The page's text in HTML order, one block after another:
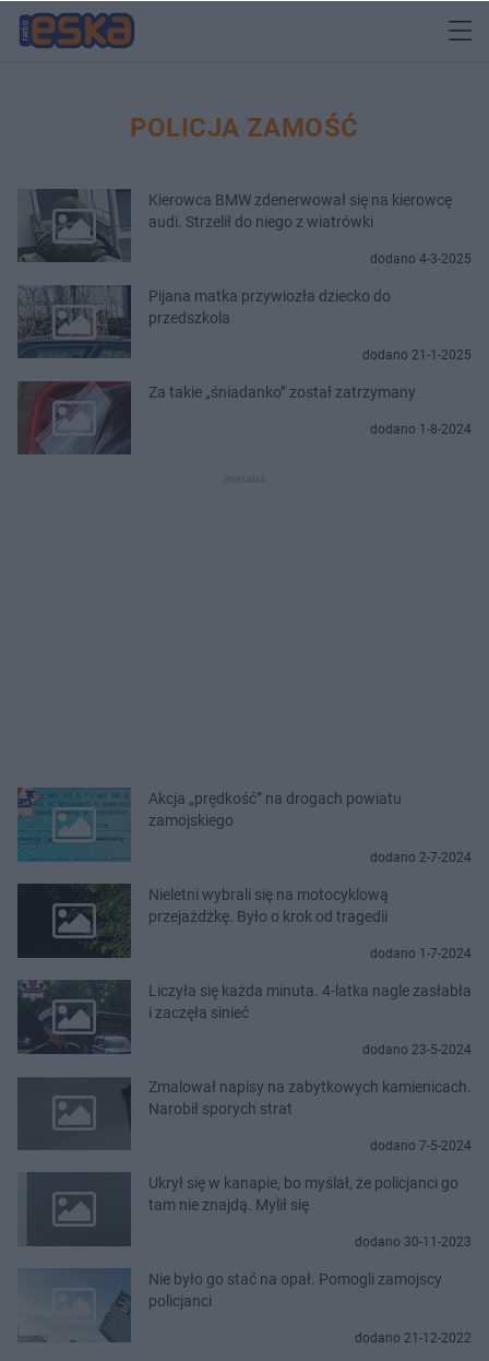
POLICJA ZAMOŚĆ
Kierowca BMW zdenerwował się na kierowcę
audi. Strzelił do niego z wiatrówki
dodano 4-3-2025
Pijana matka przywiozła dziecko do
przedszkola
dodano 21-1-2025
Za takie „śniadanko” został zatrzymany
dodano 1-8-2024
Akcja „prędkość” na drogach powiatu
zamojskiego
dodano 2-7-2024
Nieletni wybrali się na motocyklową
przejażdżkę. Było o krok od tragedii
dodano 1-7-2024
Liczyła się każda minuta. 4-latka nagle zasłabła
i zaczęła sinieć
dodano 23-5-2024
Zmalował napisy na zabytkowych kamienicach.
Narobił sporych strat
dodano 7-5-2024
Ukrył się w kanapie, bo myślał, że policjanci go
tam nie znajdą. Mylił się
dodano 30-11-2023
Nie było go stać na opał. Pomogli zamojscy
policjanci
dodano 21-12-2022